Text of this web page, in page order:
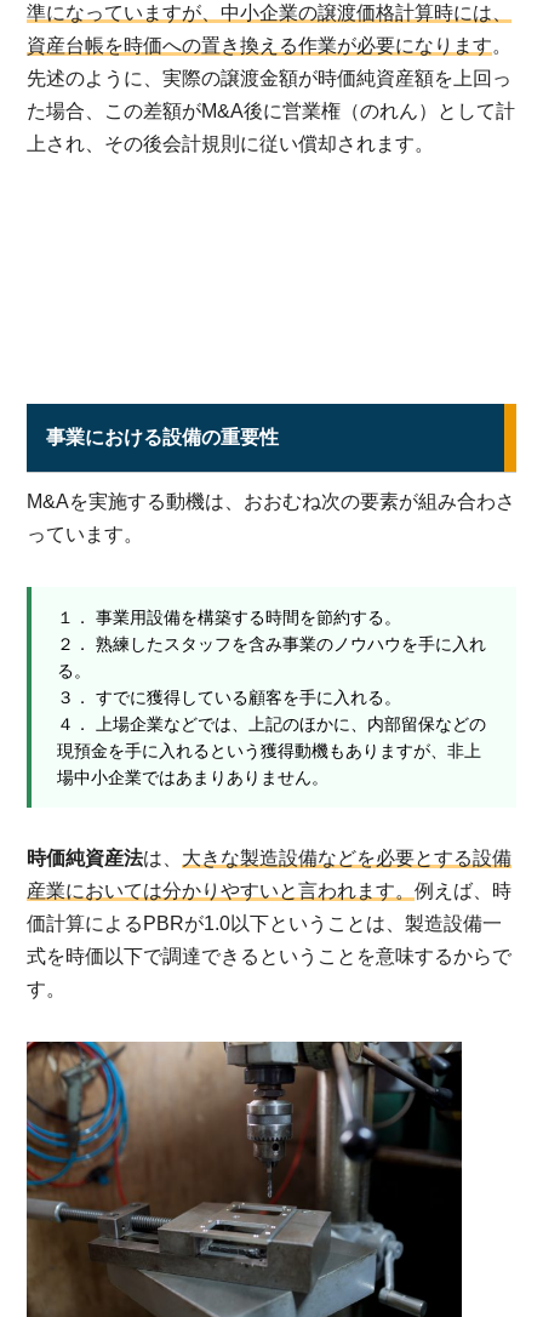
準になっていますが、中小企業の譲渡価格計算時には、
資産台帳を時価への置き換える作業が必要になります。
先述のように、実際の譲渡金額が時価純資産額を上回っ
た場合、この差額がM&A後に営業権（のれん）として計
上され、その後会計規則に従い償却されます。
事業における設備の重要性
M&Aを実施する動機は、おおむね次の要素が組み合わさ
っています。
１． 事業用設備を構築する時間を節約する。
２． 熟練したスタッフを含み事業のノウハウを手に入れ
る。
３． すでに獲得している顧客を手に入れる。
４． 上場企業などでは、上記のほかに、内部留保などの
現預金を手に入れるという獲得動機もありますが、非上
場中小企業ではあまりありません。
時価純資産法は、 大きな製造設備などを必要とする設備
産業においては分かりやすいと言われます。例えば、時
価計算によるPBRが1.0以下ということは、製造設備一
式を時価以下で調達できるということを意味するからで
す。